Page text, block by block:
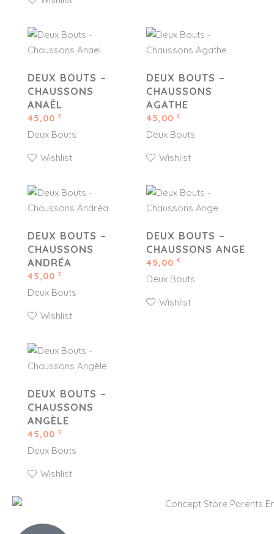
DEUX BOUTS –
CHAUSSONS
ANAËL
45,00 €
Deux Bouts
Wishlist
DEUX BOUTS –
CHAUSSONS
AGATHE
45,00 €
Deux Bouts
Wishlist
DEUX BOUTS –
CHAUSSONS
ANDRÉA
45,00 €
Deux Bouts
Wishlist
DEUX BOUTS –
CHAUSSONS ANGE
45,00 €
Deux Bouts
Wishlist
DEUX BOUTS –
CHAUSSONS
ANGÈLE
45,00 €
Deux Bouts
Wishlist